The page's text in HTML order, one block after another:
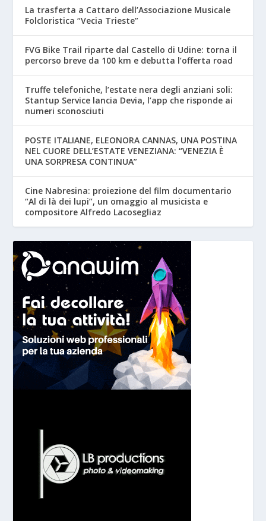
La trasferta a Cattaro dell’Associazione Musicale
Folcloristica “Vecia Trieste”
FVG Bike Trail riparte dal Castello di Udine: torna il
percorso breve da 100 km e debutta l’offerta road
Truffe telefoniche, l’estate nera degli anziani soli:
Stantup Service lancia Devia, l’app che risponde ai
numeri sconosciuti
POSTE ITALIANE, ELEONORA CANNAS, UNA POSTINA
NEL CUORE DELL’ESTATE VENEZIANA: “VENEZIA È
UNA SORPRESA CONTINUA”
Cine Nabresina: proiezione del film documentario
“Al di là dei lupi”, un omaggio al musicista e
compositore Alfredo Lacosegliaz